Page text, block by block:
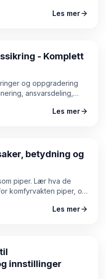
Les mer
- Komplett
og oppgradering
ansvarsdeling,
Les mer
betydning og
piper. Lær hva de
komfyrvakten piper, og
priseksempler.Les mer
innstillinger